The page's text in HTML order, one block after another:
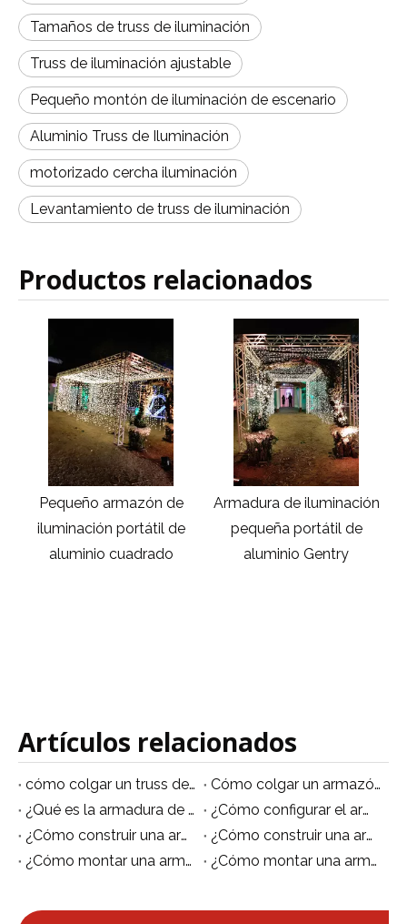
Tamaños de truss de iluminación
Truss de iluminación ajustable
Pequeño montón de iluminación de escenario
Aluminio Truss de Iluminación
motorizado cercha iluminación
Levantamiento de truss de iluminación
Productos relacionados
armazón de
portátil de
cuadrado
Armadura de iluminación
pequeña portátil de
aluminio Gentry
Sistema
Artículos relacionados
cómo colgar un truss de iluminación
Cómo colgar un armazón de iluminación del techo.
¿Qué es la armadura de iluminación?
¿Cómo configurar el armazón de iluminación?
¿Cómo construir una armadura de iluminación?
¿Cómo construir una armadura de iluminación?
¿Cómo montar una armadura de iluminación?
¿Cómo montar una armadura de iluminación?